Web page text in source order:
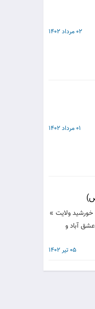
02 مرداد 1402
01 مرداد 1402
خورشید ولایت »
آباد و
05 تیر 1402